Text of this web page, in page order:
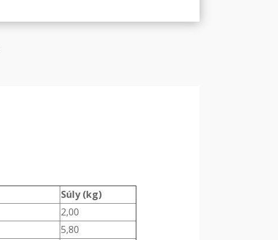
Súly (kg)
2,00
5,80